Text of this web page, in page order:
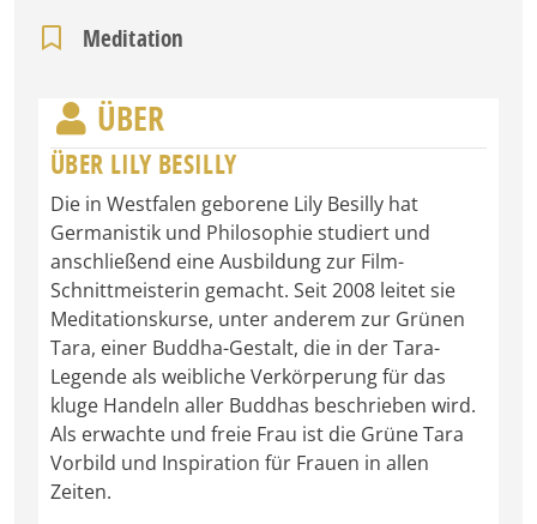
Meditation
ÜBER
ÜBER LILY BESILLY
Die in Westfalen geborene Lily Besilly hat
Germanistik und Philosophie studiert und
anschließend eine Ausbildung zur Film-
Schnittmeisterin gemacht. Seit 2008 leitet sie
Meditationskurse, unter anderem zur Grünen
Tara, einer Buddha-Gestalt, die in der Tara-
Legende als weibliche Verkörperung für das
kluge Handeln aller Buddhas beschrieben wird.
Als erwachte und freie Frau ist die Grüne Tara
Vorbild und Inspiration für Frauen in allen
Zeiten.